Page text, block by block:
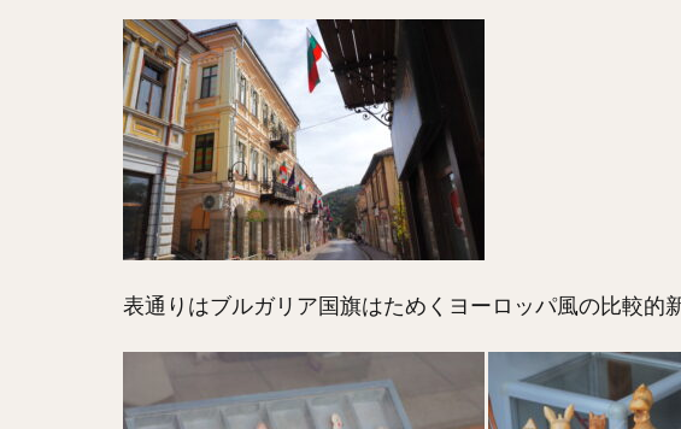
表通りはブルガリア国旗はためくヨーロッパ風の比較的